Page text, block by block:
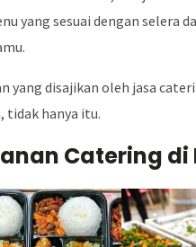
yang sesuai dengan selera
yang disajikan oleh jasa
tidak hanya itu.
Catering